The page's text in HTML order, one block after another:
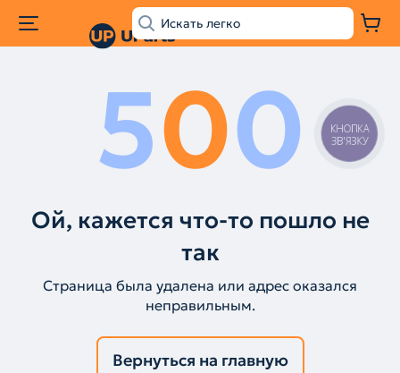
500
Ой, кажется что-то пошло не
так
Страница была удалена или адрес оказался
неправильным.
Вернуться на главную
КНОПКА
ЗВ'ЯЗКУ